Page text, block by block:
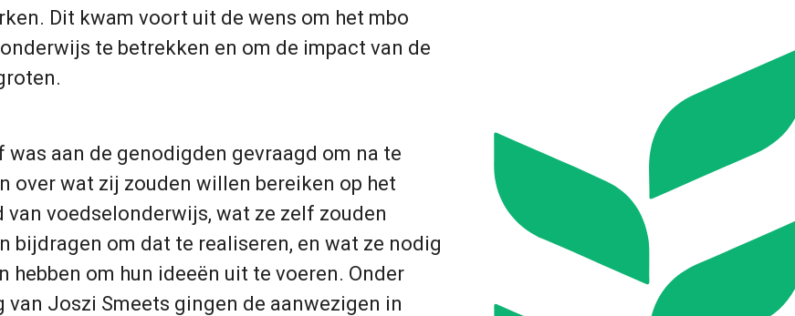
Dit kwam voort uit de wens om het mbo
te betrekken en om de impact van de
was aan de genodigden gevraagd om na te
over wat zij zouden willen bereiken op het
van voedselonderwijs, wat ze zelf zouden
bijdragen om dat te realiseren, en wat ze nodig
hebben om hun ideeën uit te voeren. Onder
van Joszi Smeets gingen de aanwezigen in